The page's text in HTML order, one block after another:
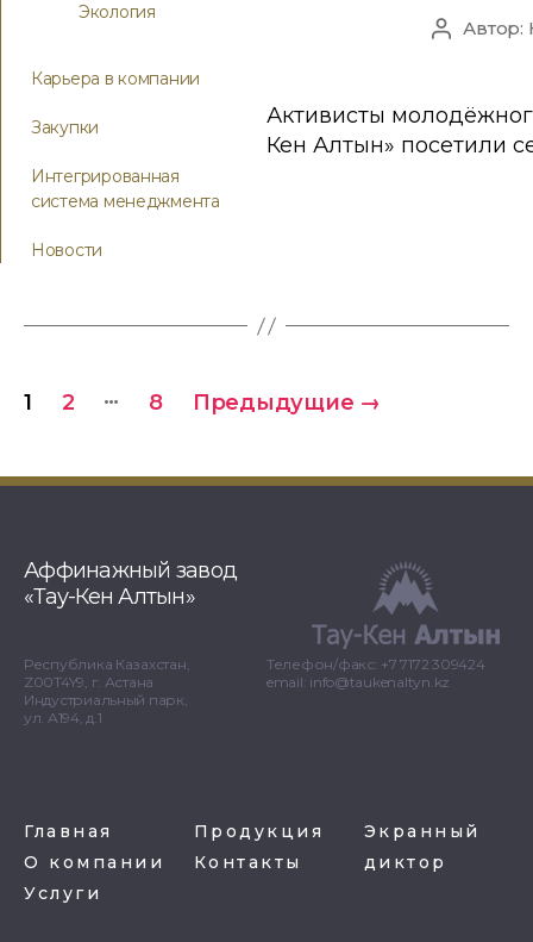
Экология
Карьера в компании
Закупки
Интегрированная
система менеджмента
Новости
Автор:
Активисты
Кен Алтын» посетили
1 2 … 8 Предыдущие →
Аффинажный завод
«Тау-Кен Алтын»
Республика Казахстан,
Z00T4Y9, г. Астана
Индустриальный парк,
ул. А194, д.1
Телефон/факс: +7 7172 309424
email: info@taukenaltyn.kz
Главная
О компании
Услуги
Продукция
Контакты
Экранный
диктор